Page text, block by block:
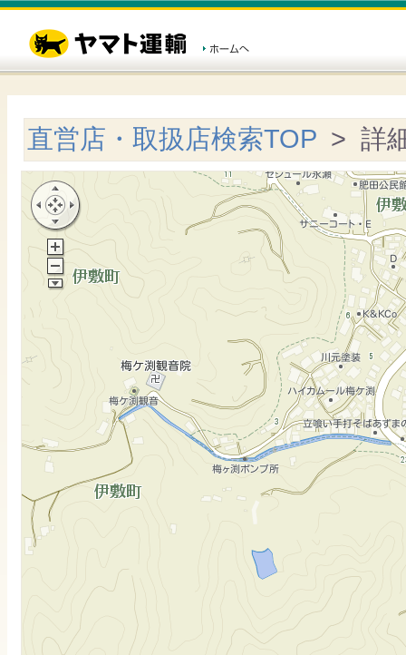
直営店・取扱店検索TOP > 詳